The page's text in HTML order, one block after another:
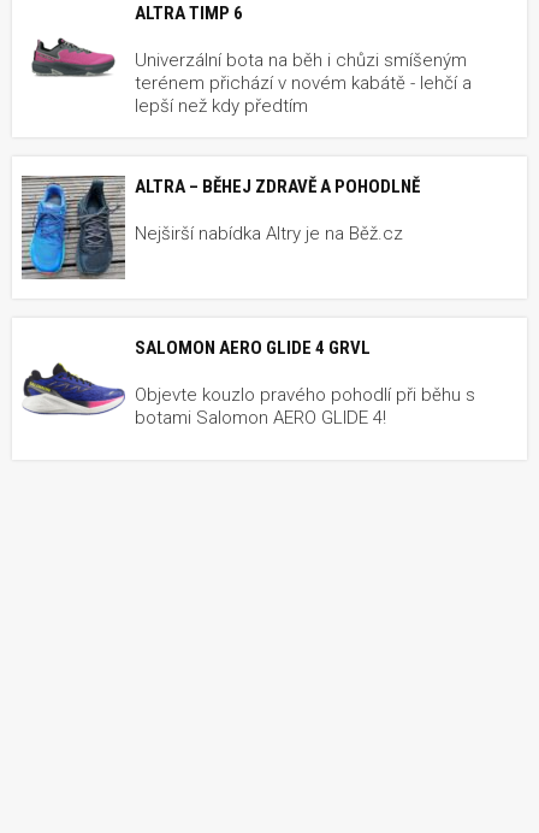
ALTRA TIMP 6
Univerzální bota na běh i chůzi smíšeným
terénem přichází v novém kabátě - lehčí a
lepší než kdy předtím
ALTRA – BĚHEJ ZDRAVĚ A POHODLNĚ
Nejširší nabídka Altry je na Běž.cz
SALOMON AERO GLIDE 4 GRVL
Objevte kouzlo pravého pohodlí při běhu s
botami Salomon AERO GLIDE 4!